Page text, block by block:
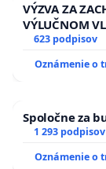
VÝZVA ZA
VÝLUČNOM
kanálov na
623 podpisov
Oznámenie o
Spoločne za
1 293 podpisov
Oznámenie o